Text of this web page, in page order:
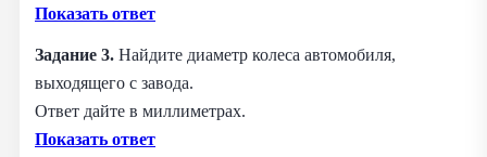
Показать ответ
Задание 3. Найдите диаметр колеса автомобиля,
выходящего с завода.
Ответ дайте в миллиметрах.
Показать ответ